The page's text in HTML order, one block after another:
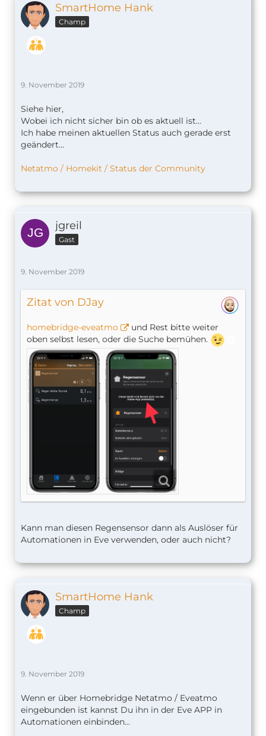
SmartHome Hank
Champ
9. November 2019
Siehe hier,
Wobei ich nicht sicher bin ob es aktuell ist...
Ich habe meinen aktuellen Status auch gerade erst
geändert...
Netatmo / Homekit / Status der Community
jgreil
Gast
9. November 2019
Zitat von DJay
homebridge-eveatmo
und Rest bitte weiter
oben selbst lesen, oder die Suche bemühen.
Kann man diesen Regensensor dann als Auslöser für
Automationen in Eve verwenden, oder auch nicht?
SmartHome Hank
Champ
9. November 2019
Wenn er über Homebridge Netatmo / Eveatmo
eingebunden ist kannst Du ihn in der Eve APP in
Automationen einbinden...